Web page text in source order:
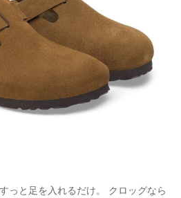
っと足を入れるだけ。 クロッグなら